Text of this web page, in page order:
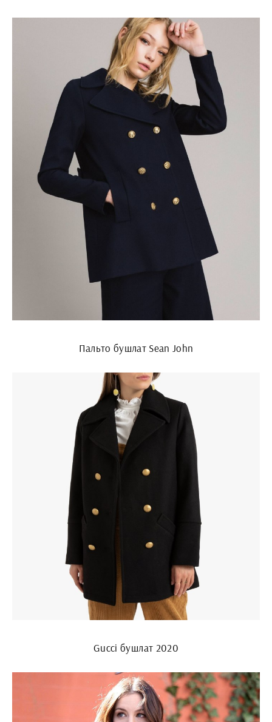
Пальто бушлат Sean John
Gucci бушлат 2020